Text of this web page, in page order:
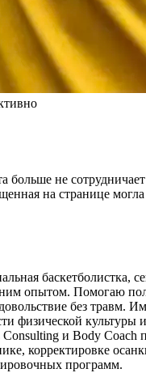
больше не
на странице могла
баскетболистка,
опытом. Помогаю
без травм.
физической культуры
и Body Coach
корректировке
программ.